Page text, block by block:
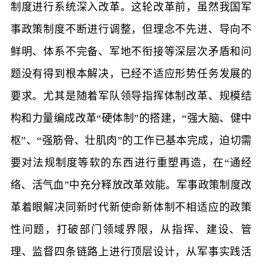
制度进行系统深入改革。这轮改革前，虽然我国军
事政策制度不断进行调整，但理念不先进、导向不
鲜明、体系不完备、军地不衔接等深层次矛盾和问
题没有得到根本解决，已经不适应形势任务发展的
要求。尤其是随着军队领导指挥体制改革、规模结
构和力量编成改革“硬体制”的搭建，“强大脑、健中
枢”、“强筋骨、壮肌肉”的工作已基本完成，迫切需
要对法规制度等软的东西进行重塑再造，在“通经
络、活气血”中充分释放改革效能。军事政策制度改
革着眼解决同新时代新使命新体制不相适应的政策
性问题，打破部门领域界限，从指挥、建设、管
理、监督四条链路上进行顶层设计，从军事实践活